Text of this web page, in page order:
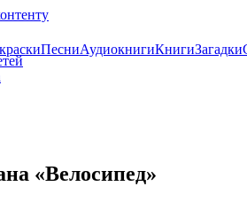
ПесниАудиокнигиКнигиЗагадки
«Велосипед»